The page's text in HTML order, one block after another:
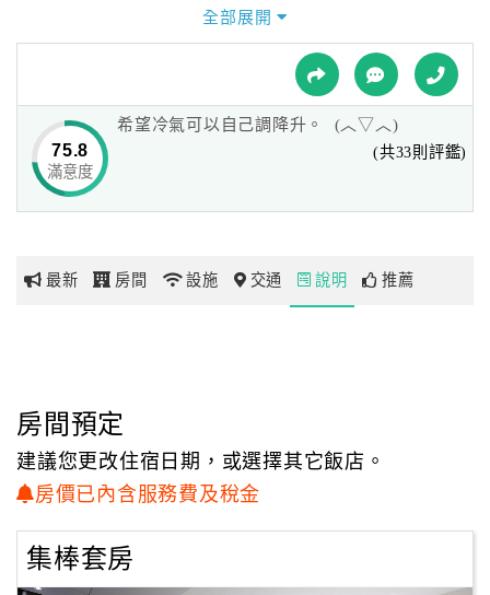
球
網
玩
地
圖
顧
務
都能讓您在第一時間內抵達目的地
舒適方便之餘，價格更是物超所值。
全部展開
75.8
滿意度
希望冷氣可以自己調降升。 (︿▽︿)
(共33則評鑑)
最新 房間 設施 交通 說明 推薦
房間預定
建議您更改住宿日期，或選擇其它飯店。
房價已內含服務費及稅金
集棒套房